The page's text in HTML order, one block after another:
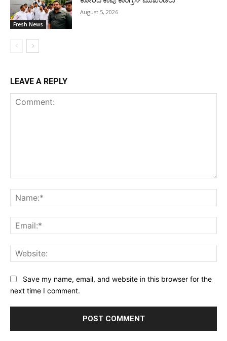
Fresh News
August 5, 2026
LEAVE A REPLY
Save my name, email, and website in this browser for the
next time I comment.